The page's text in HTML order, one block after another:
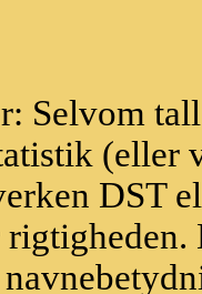
Selvom
(eller
DST